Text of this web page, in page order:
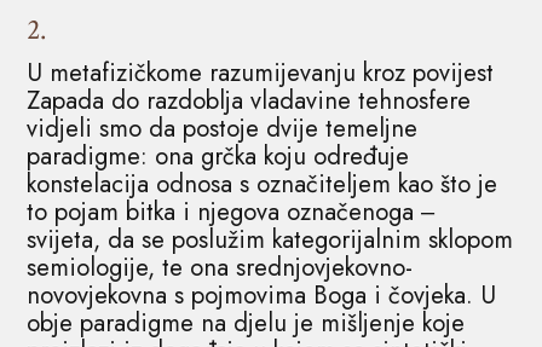
2.
U metafizičkome razumijevanju kroz povijest
Zapada do razdoblja vladavine tehnosfere
vidjeli smo da postoje dvije temeljne
paradigme: ona grčka koju određuje
konstelacija odnosa s označiteljem kao što je
to pojam bitka i njegova označenoga ‒
svijeta, da se poslužim kategorijalnim sklopom
semiologije, te ona srednjovjekovno-
novovjekovna s pojmovima Boga i čovjeka. U
obje paradigme na djelu je mišljenje koje